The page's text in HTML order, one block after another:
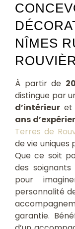
NÎMES
À partir de
distingue par
d’intérieur et
ans
Terres de
de vie uniques
Que ce soit
des
pour
personnalité
garantie.